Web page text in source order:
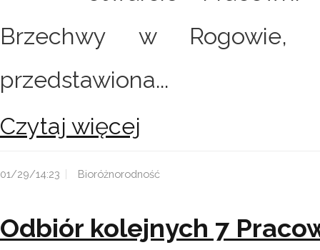
Brzechwy w Rogowie,
przedstawiona...
Czytaj więcej
01/29/14:23 Bioróżnorodność
Odbiór kolejnych 7